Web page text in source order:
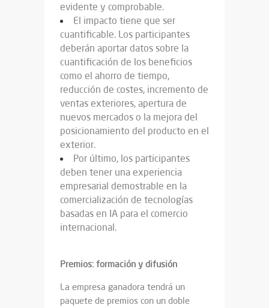
evidente y comprobable.
El impacto tiene que ser
cuantificable. Los participantes
deberán aportar datos sobre la
cuantificación de los beneficios
como el ahorro de tiempo,
reducción de costes, incremento de
ventas exteriores, apertura de
nuevos mercados o la mejora del
posicionamiento del producto en el
exterior.
Por último, los participantes
deben tener una experiencia
empresarial demostrable en la
comercialización de tecnologías
basadas en IA para el comercio
internacional.
Premios: formación y difusión
La empresa ganadora tendrá un
paquete de premios con un doble